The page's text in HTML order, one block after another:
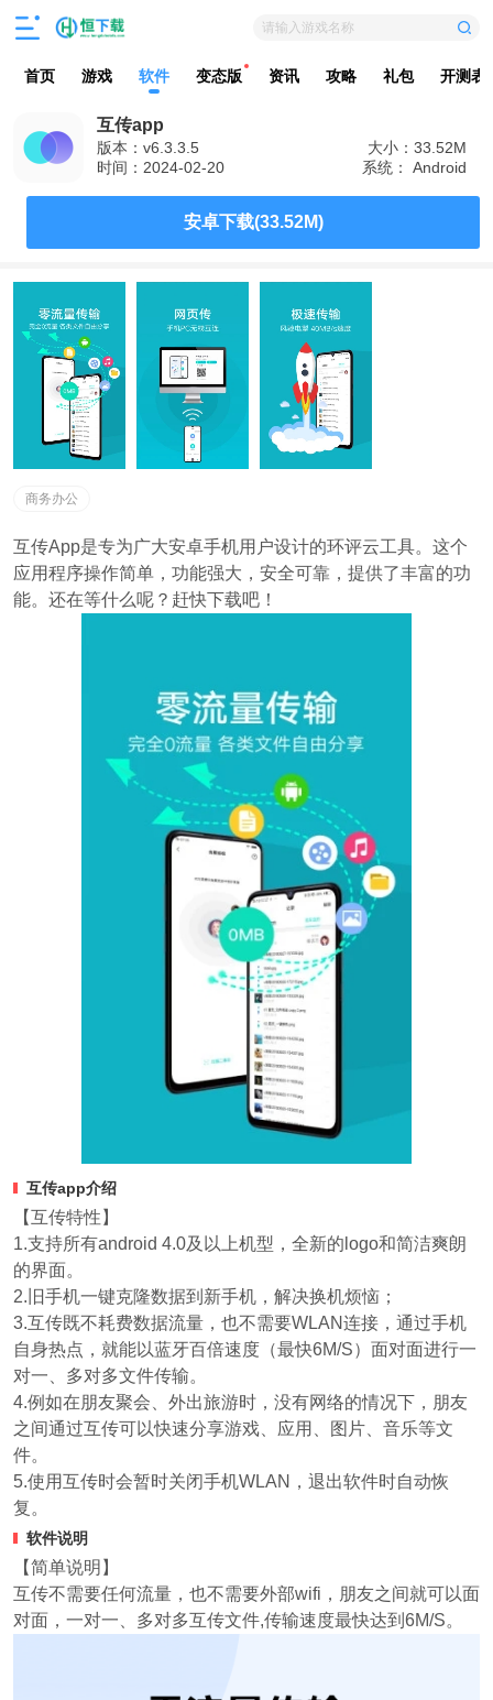
请输入游戏名称
首页 游戏 软件 变态版 资讯 攻略 礼包 开测表
互传app
版本：v6.3.3.5
大小：33.52M
时间：2024-02-20
系统： Android
安卓下载(33.52M)
商务办公
互传App是专为广大安卓手机用户设计的环评云工具。这个
应用程序操作简单，功能强大，安全可靠，提供了丰富的功
能。还在等什么呢？赶快下载吧！
互传app介绍
【互传特性】
1.支持所有android 4.0及以上机型，全新的logo和简洁爽朗
的界面。
2.旧手机一键克隆数据到新手机，解决换机烦恼；
3.互传既不耗费数据流量，也不需要WLAN连接，通过手机
自身热点，就能以蓝牙百倍速度（最快6M/S）面对面进行一
对一、多对多文件传输。
4.例如在朋友聚会、外出旅游时，没有网络的情况下，朋友
之间通过互传可以快速分享游戏、应用、图片、音乐等文
件。
5.使用互传时会暂时关闭手机WLAN，退出软件时自动恢
复。
软件说明
【简单说明】
互传不需要任何流量，也不需要外部wifi，朋友之间就可以面
对面，一对一、多对多互传文件,传输速度最快达到6M/S。